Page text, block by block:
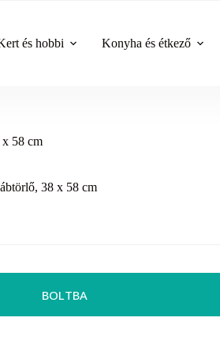
és hobbi Konyha és étkező
58 cm
38 x 58 cm
BOLTBA